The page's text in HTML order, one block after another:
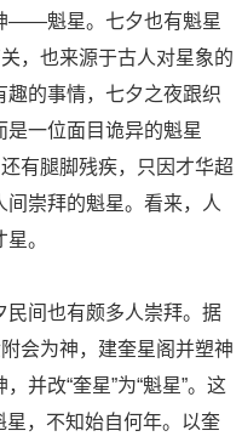
——魁星。七夕也有魁星
，也来源于古人对星象的
的事情，七夕之夜跟织
一位面目诡异的魁星
有腿脚残疾，只因才华超
崇拜的魁星。看来，人
。
民间也有颇多人崇拜。据
会为神，建奎星阁并塑神
并改“奎星”为“魁星”。这
星，不知始自何年。以奎